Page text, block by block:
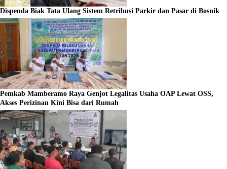
Dispenda Biak Tata Ulang Sistem Retribusi Parkir dan Pasar di Bosnik
Pemkab Mamberamo Raya Genjot Legalitas Usaha OAP Lewat OSS,
Akses Perizinan Kini Bisa dari Rumah